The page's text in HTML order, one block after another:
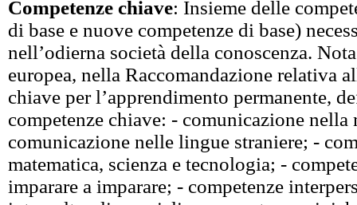
Competenze chiave: Insieme delle
di base e nuove competenze di base)
nell’odierna società della conoscenza.
europea, nella Raccomandazione relativa
chiave per l’apprendimento permanente,
competenze chiave: - comunicazione nella
comunicazione nelle lingue straniere; -
matematica, scienza e tecnologia; -
imparare a imparare; - competenze